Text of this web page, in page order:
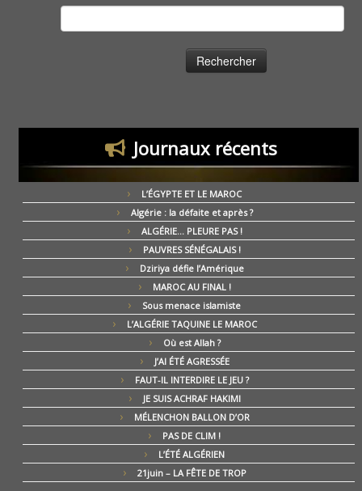
Journaux récents
L’ÉGYPTE ET LE MAROC
Algérie : la défaite et après ?
ALGÉRIE… PLEURE PAS !
PAUVRES SÉNÉGALAIS !
Dziriya défie l’Amérique
MAROC AU FINAL !
Sous menace islamiste
L’ALGÉRIE TAQUINE LE MAROC
Où est Allah ?
J’AI ÉTÉ AGRESSÉE
FAUT-IL INTERDIRE LE JEU ?
JE SUIS ACHRAF HAKIMI
MÉLENCHON BALLON D’OR
PAS DE CLIM !
L’ÉTÉ ALGÉRIEN
21juin – LA FÊTE DE TROP